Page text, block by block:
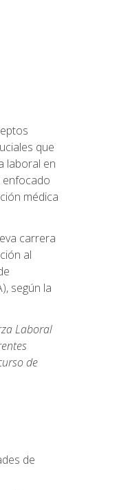
que
laboral en
enfocado
médica
carrera
al
según la
Laboral
de
de